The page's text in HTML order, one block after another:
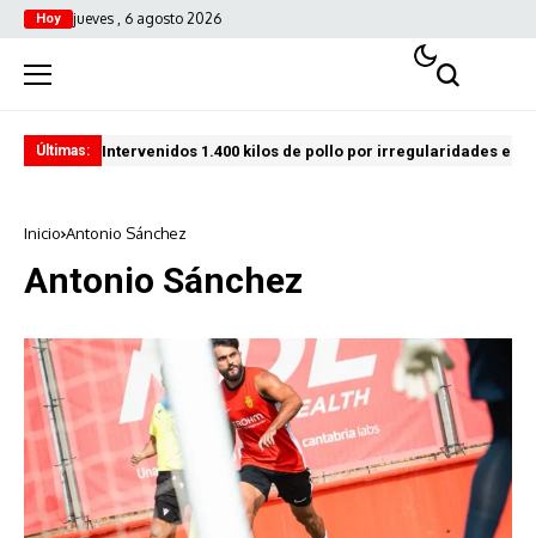
Hoy jueves , 6 agosto 2026
Últimas: Intervenidos 1.400 kilos de pollo por irregularidades en
Inicio Antonio Sánchez
Antonio Sánchez